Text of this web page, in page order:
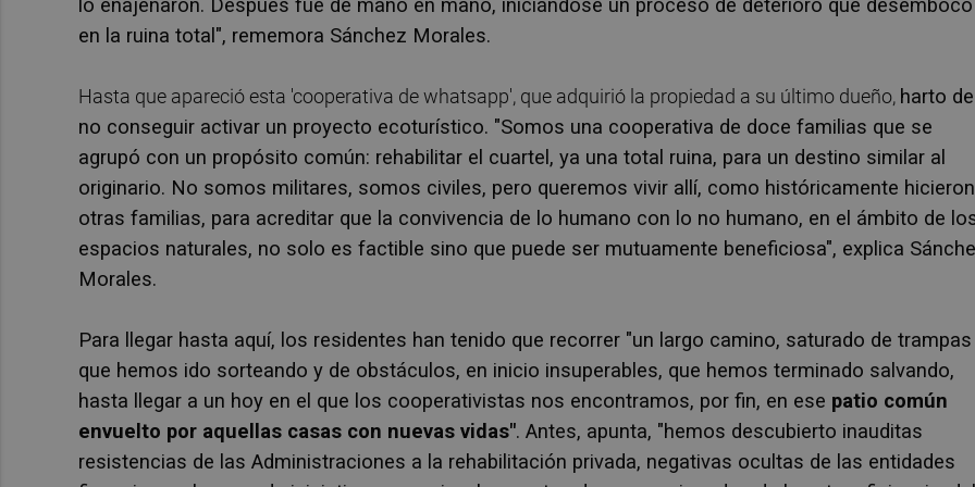
en la ruina total", rememora Sánchez Morales.
Hasta que apareció esta 'cooperativa de whatsapp', que adquirió la propiedad a su último dueño, harto de
no conseguir activar un proyecto ecoturístico. "Somos una cooperativa de doce familias que se
agrupó con un propósito común: rehabilitar el cuartel, ya una total ruina, para un destino similar al
originario. No somos militares, somos civiles, pero queremos vivir allí, como históricamente hicieron
otras familias, para acreditar que la convivencia de lo humano con lo no humano, en el ámbito de
espacios naturales, no solo es factible sino que puede ser mutuamente beneficiosa", explica
Morales.
Para llegar hasta aquí, los residentes han tenido que recorrer "un largo camino, saturado de trampas
que hemos ido sorteando y de obstáculos, en inicio insuperables, que hemos terminado salvando,
hasta llegar a un hoy en el que los cooperativistas nos encontramos, por fin, en ese patio común
envuelto por aquellas casas con nuevas vidas". Antes, apunta, "hemos descubierto inauditas
resistencias de las Administraciones a la rehabilitación privada, negativas ocultas de las entidades